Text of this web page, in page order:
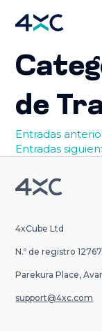
de
de
Entradas
Entradas
4xCube Ltd
N.º de registro
Parekura Place,
support@4xc.com